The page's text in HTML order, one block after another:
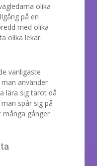
olika
på en
med olika
olika lekar.
vanligaste
använder
lära sig tarot då
spår sig på
många gånger